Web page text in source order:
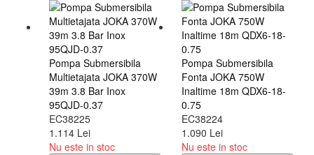
Pompa Submersibila
Multietajata JOKA 370W
39m 3.8 Bar Inox
95QJD-0.37
EC38225
1.114 Lei
Nu este in stoc
Pompa Submersibila
Fonta JOKA 750W
Inaltime 18m QDX6-18-
0.75
EC38224
1.090 Lei
Nu este in stoc